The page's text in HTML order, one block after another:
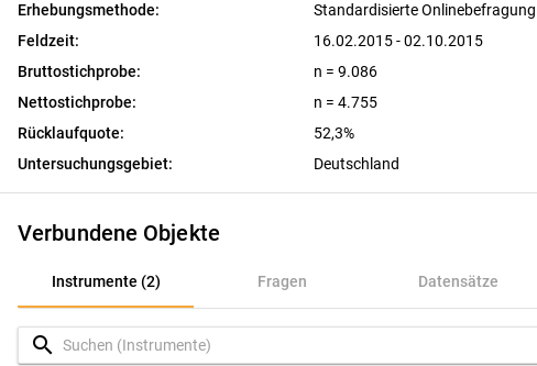
Erhebungsmethode:
Standardisierte
Feldzeit:
16.02.2015 - 02.10.2015
Bruttostichprobe:
n = 9.086
Nettostichprobe:
n = 4.755
Rücklaufquote:
52,3%
Untersuchungsgebiet:
Deutschland
Verbundene Objekte
Instrumente (2) Fragen Datensätze
Instrumente (2)
Fragen
search